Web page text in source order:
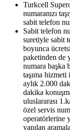
​Turkcell
numaranızı
sabit telefon
Sabit telefon
suretiyle sabit
boyunca
paketinden de
numara başka
taşıma
aylık 2.000
dakika
uluslararası
özel servis
operatörlerine
yapılan